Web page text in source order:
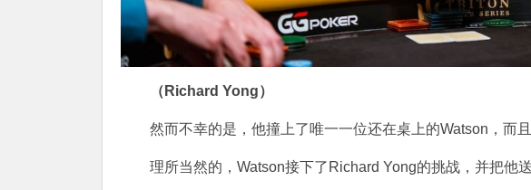
（Richard Yong）
然而不幸的是，他撞上了唯一一位还在桌上的Watson，而
理所当然的，Watson接下了Richard Yong的挑战，并把他